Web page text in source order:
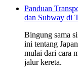
Panduan
dan Subway di
Bingung sama
ini tentang
mulai dari cara
jalur kereta.